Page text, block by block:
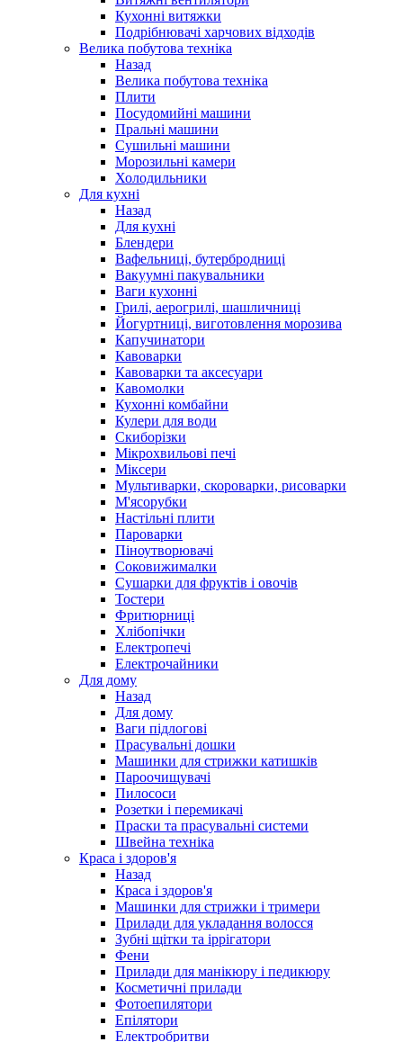
Кухонні витяжки
Подрібнювачі харчових відходів
Велика побутова техніка
Назад
Велика побутова техніка
Плити
Посудомийні машини
Пральні машини
Сушильні машини
Морозильні камери
Холодильники
Для кухні
Назад
Для кухні
Блендери
Вафельниці, бутербродниці
Вакуумні пакувальники
Ваги кухонні
Грилі, аерогрилі, шашличниці
Йогуртниці, виготовлення морозива
Капучинатори
Кавоварки
Кавоварки та аксесуари
Кавомолки
Кухонні комбайни
Кулери для води
Скиборізки
Мікрохвильові печі
Міксери
Мультиварки, скороварки, рисоварки
М'ясорубки
Настільні плити
Пароварки
Піноутворювачі
Соковижималки
Сушарки для фруктів і овочів
Тостери
Фритюрниці
Хлібопічки
Електропечі
Електрочайники
Для дому
Назад
Для дому
Ваги підлогові
Прасувальні дошки
Машинки для стрижки катишків
Пароочищувачі
Пилососи
Розетки і перемикачі
Праски та прасувальні системи
Швейна техніка
Краса і здоров'я
Назад
Краса і здоров'я
Машинки для стрижки і тримери
Прилади для укладання волосся
Зубні щітки та іррігатори
Фени
Прилади для манікюру і педикюру
Косметичні прилади
Фотоепилятори
Епілятори
Електробритви